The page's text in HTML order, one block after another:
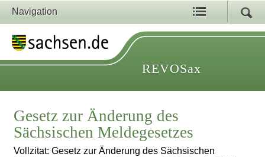
Navigation
REVOSax
Gesetz zur Änderung des
Sächsischen Meldegesetzes
Vollzitat: Gesetz zur Änderung des Sächsischen